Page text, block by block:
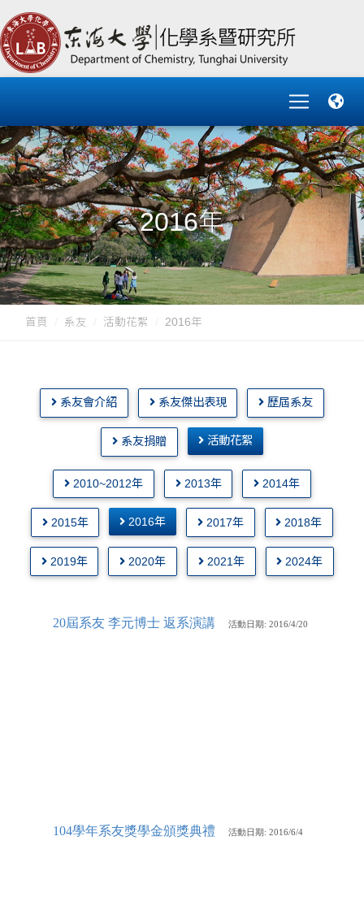
2016年
首頁 系友 活動花絮 2016年
系友會介紹 系友傑出表現 歷屆系友
系友捐贈 活動花絮
2010~2012年 2013年 2014年
2015年 2016年 2017年 2018年
2019年 2020年 2021年 2024年
20屆系友 李元博士 返系演講 活動日期: 2016/4/20
104學年系友獎學金頒獎典禮 活動日期: 2016/6/4